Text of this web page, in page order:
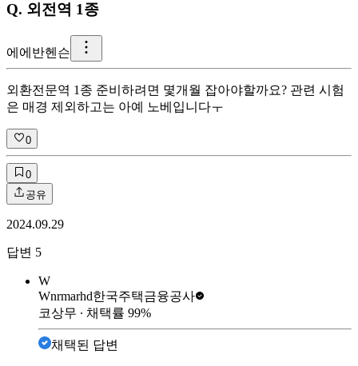
Q. 외전역 1종
에 에반헨슨
외환전문역 1종 준비하려면 몇개월 잡아야할까요? 관련 시험
은 매경 제외하고는 아예 노베입니다ㅜ
0
0
공유
2024.09.29
답변 5
W
Wnrmarhd한국주택금융공사
코상무 ∙ 채택률 99%
채택된 답변